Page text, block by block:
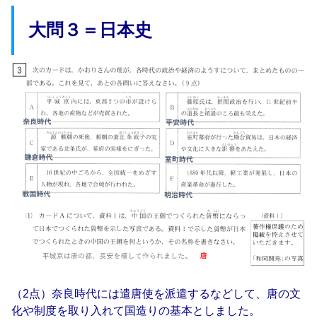
大問３＝日本史
（2点）奈良時代には遣唐使を派遣するなどして、唐の文
化や制度を取り入れて国造りの基本としました。